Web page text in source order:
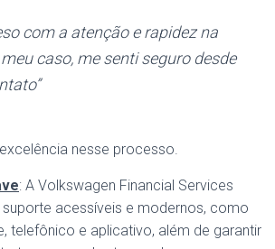
com a atenção e rapidez na
caso, me senti seguro desde
nesse processo.
: A Volkswagen Financial Services
acessíveis e modernos, como
telefônico e aplicativo, além de garantir